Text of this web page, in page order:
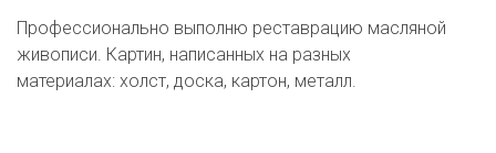
Профессионально выполню реставрацию масляной
живописи. Картин, написанных на разных
материалах: холст, доска, картон, металл.